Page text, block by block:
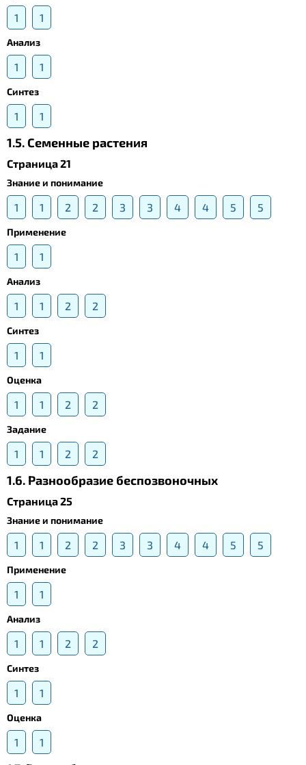
1 1
Анализ
1 1
Синтез
1 1
1.5. Cеменные растения
Страница 21
Знание и понимание
1 1 2 2 3 3 4 4 5 5
Применение
1 1
Анализ
1 1 2 2
Синтез
1 1
Оценка
1 1 2 2
Задание
1 1 2 2
1.6. Разнообразие беспозвоночных
Страница 25
Знание и понимание
1 1 2 2 3 3 4 4 5 5
Применение
1 1
Анализ
1 1 2 2
Синтез
1 1
Оценка
1 1